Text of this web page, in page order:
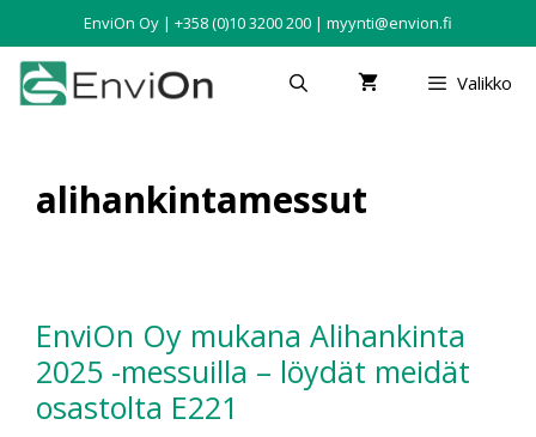
EnviOn Oy | +358 (0)10 3200 200 | myynti@envion.fi
Valikko
alihankintamessut
EnviOn Oy mukana Alihankinta
2025 -messuilla – löydät meidät
osastolta E221